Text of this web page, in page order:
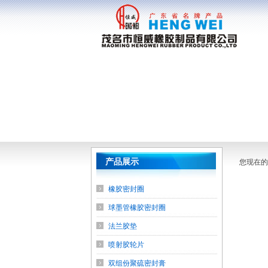
产品展示
橡胶密封圈
球墨管橡胶密封圈
法兰胶垫
喷射胶轮片
双组份聚硫密封膏
您现在